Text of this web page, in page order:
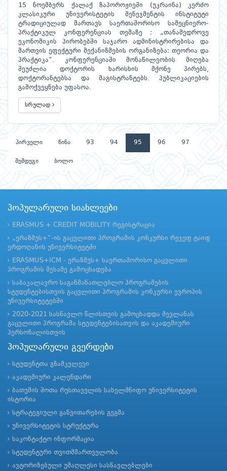
15 ნოემბერს ქალაქ ზაპოროჟიეში (უკრაინა) კერძო
კლასიკური უნივერისტეტის მენეჯმენტის ინსტიტუტი
ტრადიციულად მართავს საერთაშორისო სამეცნიერო-
პრაქტიკულ კონფერენციას თემაზე : „თანამედროვე
ეკონომიკის პირობებში საჯარო ადმინისტრირებისა და
მართვის ეფექტური მექანიზმების ორგანიზება: თეორია და
პრაქტიკა“. კონფერენციაში მონაწილეობის მიღება
შეუძლია დოქტორის ხარისხის მქონე პირებს,
დოქტორანტებსა და მაგისტრანტებს. პუბლიკაციების
გამოქვეყნება უფასოა.
სრულად
პირველი წინა 93 94 95 96 97
შემდეგი ბოლო
პოპულარული სიახლეები
ERASMUS + CREDIT MOBILITY რეგისტრაცია
„ერაზმუს+“-ის გაცვლითი პროგრამის კონკურსი რეჯეფ ტაიფ
ერდოღანის უნივერსიტეტში
ERASMUS+ICM - ერაზმუს+ საერთაშორისო გაცვლითი
პროგრამის მესამე გამოცხადება
საბაკალავრო საგანმანათლებლო პროგრამების
სტუდენტებისთვის გაცვლითი პროგრამის კონკურსი ევროპის
უნივერსიტეტებში
2020-2021 სასწავლო წლისთვის გამოცხადდა მევლანას
გაცვლითი პროგრამა სტუდენტებისათვის და აკადემიური
პერსონალისთვის
პოპულარული გვერდები
სტუდენტთა გზამკვლევი
აკადემიური კალენდარი
ბათუმის შოთა რუსთაველის სახელმწიფო უნივერსიტეტის
ისტორია
სტრატეგიული განვითარების გეგმა
უნივერსიტეტის სტრუქტურა
საკონტაქტო ინფორმაცია
სტუდენტური თვითმმართველობა
ავტორიზებული უმაღლესი სასწავლებლები